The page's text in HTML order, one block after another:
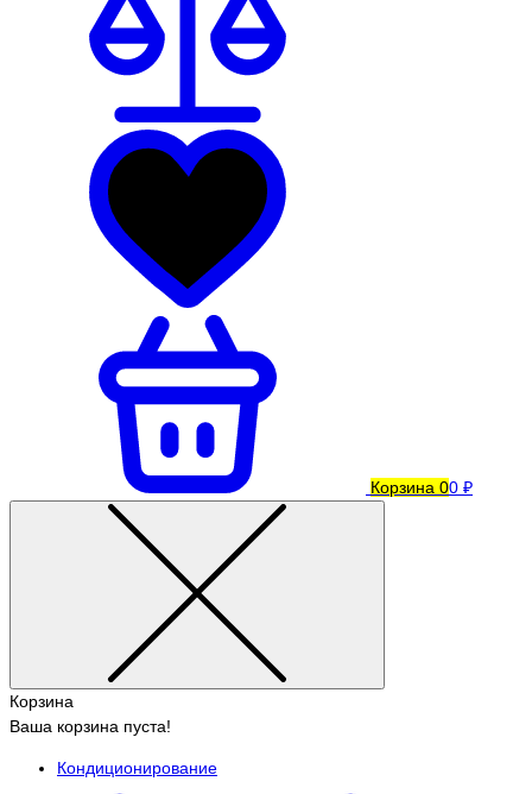
Корзина 00 ₽
Корзина
Ваша корзина пуста!
Кондиционирование